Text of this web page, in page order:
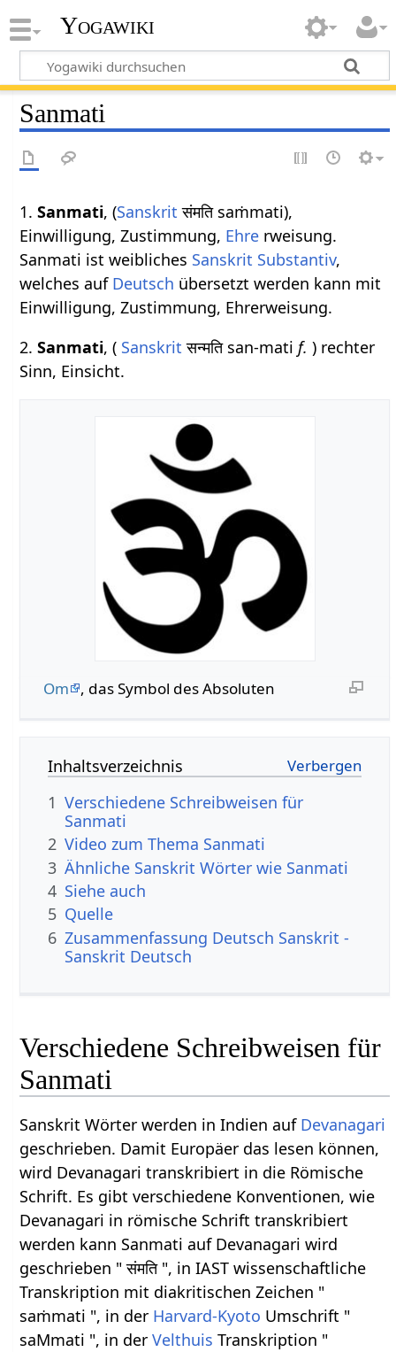
Yogawiki
Sanmati
1.Sanmati, (Sanskrit संमति saṁmati),
Einwilligung, Zustimmung, Ehre rweisung.
Sanmati ist weibliches Sanskrit Substantiv,
welches auf Deutsch übersetzt werden kann mit
Einwilligung, Zustimmung, Ehrerweisung.
2.Sanmati, ( Sanskrit सन्मति san-matif. ) rechter
Sinn, Einsicht.
Om , das Symbol des Absoluten
Inhaltsverzeichnis
1 Verschiedene Schreibweisen für
Sanmati
2 Video zum Thema Sanmati
3 Ähnliche Sanskrit Wörter wie Sanmati
4 Siehe auch
5 Quelle
6 Zusammenfassung Deutsch Sanskrit -
Sanskrit Deutsch
Verschiedene Schreibweisen für
Sanmati
Sanskrit Wörter werden in Indien auf Devanagari
geschrieben. Damit Europäer das lesen können,
wird Devanagari transkribiert in die Römische
Schrift. Es gibt verschiedene Konventionen, wie
Devanagari in römische Schrift transkribiert
werden kann Sanmati auf Devanagari wird
geschrieben " संमति ", in IAST wissenschaftliche
Transkription mit diakritischen Zeichen "
saṁmati ", in der Harvard-Kyoto Umschrift "
saMmati ", in derVelthuis Transkription "